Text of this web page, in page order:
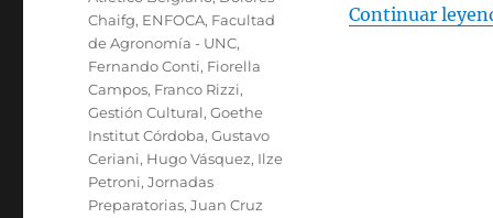
Continuar
Chaifg, ENFOCA, Facultad
de Agronomía - UNC,
Fernando Conti, Fiorella
Campos, Franco Rizzi,
Gestión Cultural,Goethe
Institut Córdoba,Gustavo
Ceriani, Hugo Vásquez, Ilze
Petroni,Jornadas
Preparatorias,Juan Cruz